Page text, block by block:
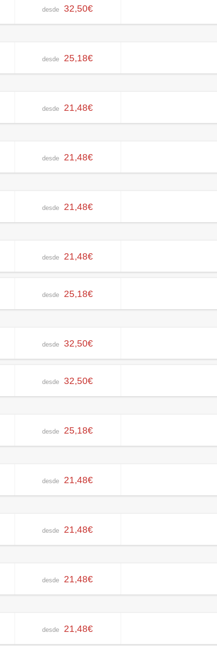
desde 32,50€
desde 25,18€
desde 21,48€
desde 21,48€
desde 21,48€
desde 21,48€
desde 25,18€
desde 32,50€
desde 32,50€
desde 25,18€
desde 21,48€
desde 21,48€
desde 21,48€
desde 21,48€